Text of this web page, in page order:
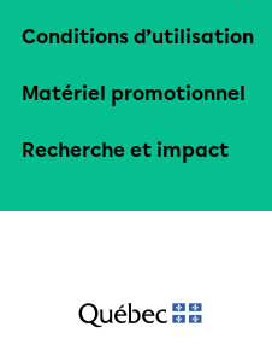
Conditions d’utilisation
Matériel promotionnel
Recherche et impact